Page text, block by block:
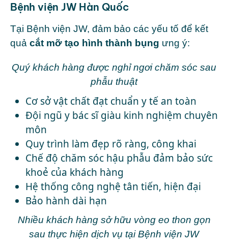
Bệnh viện JW Hàn Quốc
Tại Bệnh viện JW, đảm bảo các yếu tố để kết
quả cắt mỡ tạo hình thành bụng ưng ý:
Quý khách hàng được nghỉ ngơi chăm sóc sau
phẫu thuật
Cơ sở vật chất đạt chuẩn y tế an toàn
Đội ngũ y bác sĩ giàu kinh nghiệm chuyên
môn
Quy trình làm đẹp rõ ràng, công khai
Chế độ chăm sóc hậu phẫu đảm bảo sức
khoẻ của khách hàng
Hệ thống công nghệ tân tiến, hiện đại
Bảo hành dài hạn
Nhiều khách hàng sở hữu vòng eo thon gọn
sau thực hiện dịch vụ tại Bệnh viện JW